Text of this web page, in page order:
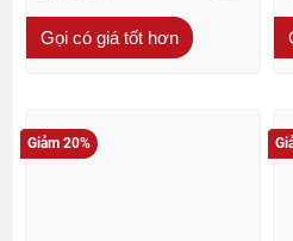
Gọi có giá tốt hơn
Giảm 20%